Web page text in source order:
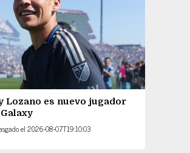
Lozano es nuevo jugador
el 2026-08-07T19:10:03